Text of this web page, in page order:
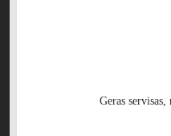
Geras